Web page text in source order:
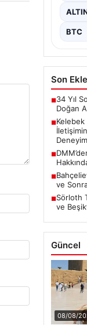
bir
pek…
BTC
Son
■34 Yıl
Doğan
■
■
■
ve
■Sörloth
ve
Güncel
08/08/